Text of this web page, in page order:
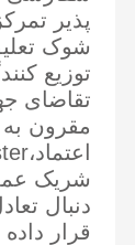
پذیر
شوک
توزیع
تقاضای
مقرون
شریک
دنبال
قرار